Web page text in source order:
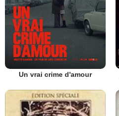
Un vrai crime d'amour